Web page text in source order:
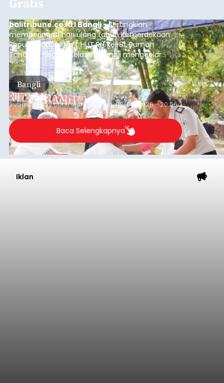
balitribune.co.id I Bangli -Serangkian
memperingati hari ulang tahun Kemerdekaan
Republik Indonesia ( HUT RI) ke-81, Rumah
Tahanan Negara Kelas II B Bangli menggelar
kegiatan pemeriksaan kesehatan gratis, Rabu
(6/8/2026).
Bangli
Submitted bycontributor Thu, 08/06/2026 - 20:56
Baca Selengkapnya
Iklan